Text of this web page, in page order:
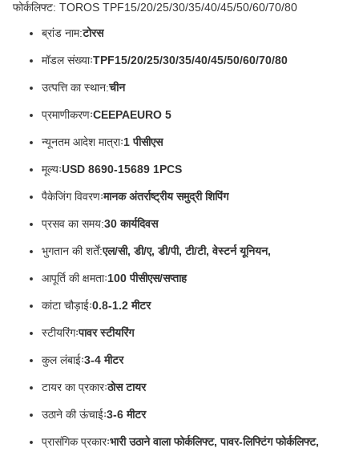
फोर्कलिफ्ट: TOROS TPF15/20/25/30/35/40/45/50/60/70/80
ब्रांड नाम:टोरस
मॉडल संख्याःTPF15/20/25/30/35/40/45/50/60/70/80
उत्पत्ति का स्थान:चीन
प्रमाणीकरणःCEEPAEURO 5
न्यूनतम आदेश मात्राः1 पीसीएस
मूल्यःUSD 8690-15689 1PCS
पैकेजिंग विवरणःमानक अंतर्राष्ट्रीय समुद्री शिपिंग
प्रसव का समय:30 कार्यदिवस
भुगतान की शर्तें:एल/सी, डी/ए, डी/पी, टी/टी, वेस्टर्न यूनियन,
आपूर्ति की क्षमताः100 पीसीएस/सप्ताह
कांटा चौड़ाईः0.8-1.2 मीटर
स्टीयरिंगःपावर स्टीयरिंग
कुल लंबाईः3-4 मीटर
टायर का प्रकारःठोस टायर
उठाने की ऊंचाईः3-6 मीटर
प्रासंगिक प्रकारःभारी उठाने वाला फोर्कलिफ्ट, पावर-लिफ्टिंग फोर्कलिफ्ट,